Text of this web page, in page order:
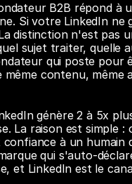
B2B répond à
Si votre LinkedIn ne
distinction n'est pas
sujet traiter, quelle
qui poste pour
contenu, même
génère 2 à 5x
La raison est simple :
à un humain
qui s'auto-
et LinkedIn est le